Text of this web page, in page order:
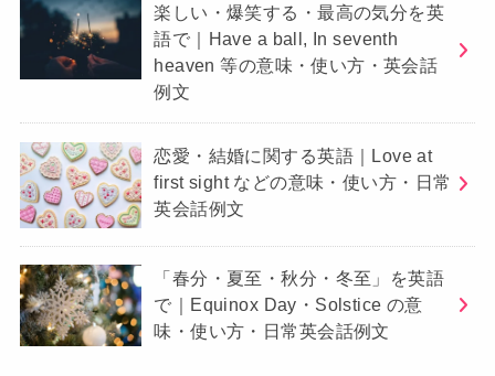
楽しい・爆笑する・最高の気分を英
語で｜Have a ball, In seventh
heaven 等の意味・使い方・英会話
例文
恋愛・結婚に関する英語｜Love at
first sight などの意味・使い方・日常
英会話例文
「春分・夏至・秋分・冬至」を英語
で｜Equinox Day・Solstice の意
味・使い方・日常英会話例文